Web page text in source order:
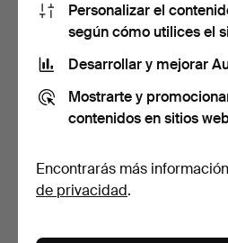
Dibujo de ARTISTA NO
IDENTIFICADO, firmado…
Subastado 18 abr 2026
22 USD
Personalizar el
según cómo utilices el
Desarrollar y mejorar
Mostrarte y
contenidos en sitios
Encontrarás más
de privacidad.